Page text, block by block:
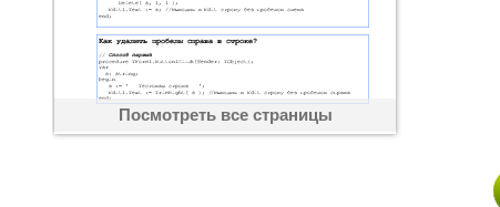
Посмотреть все страницы